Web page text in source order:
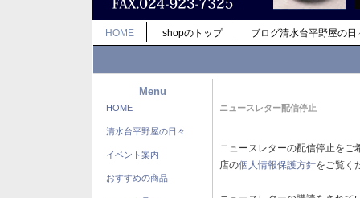
HOME shopのトップ ブログ清水台平野屋の日
Menu
HOME
清水台平野屋の日々
イベント案内
おすすめの商品
ニュースレター配信停止
ニュースレターの配信停止を
店の個人情報保護方針をご覧く